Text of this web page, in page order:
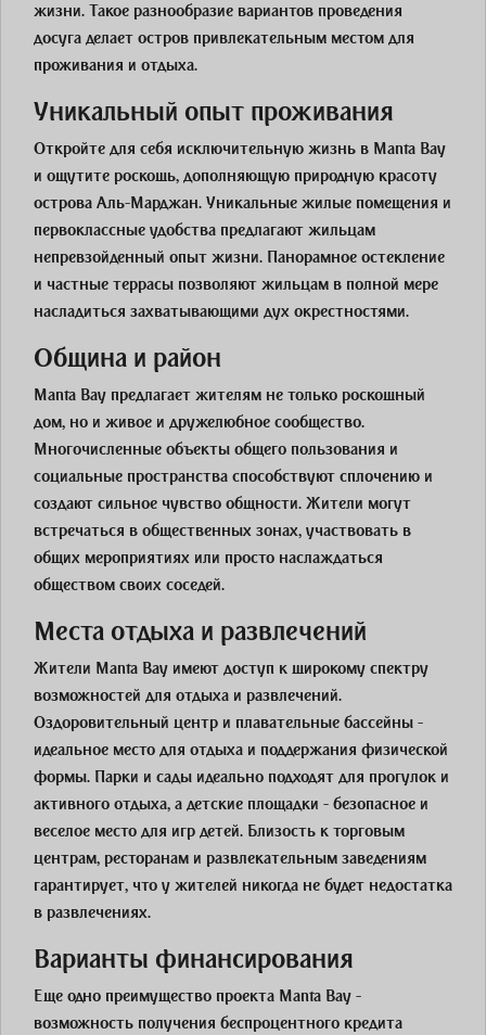
жизни. Такое разнообразие вариантов проведения
досуга делает остров привлекательным местом для
проживания и отдыха.
Уникальный опыт проживания
Откройте для себя исключительную жизнь в Manta Bay
и ощутите роскошь, дополняющую природную красоту
острова Аль-Марджан. Уникальные жилые помещения и
первоклассные удобства предлагают жильцам
непревзойденный опыт жизни. Панорамное остекление
и частные террасы позволяют жильцам в полной мере
насладиться захватывающими дух окрестностями.
Община и район
Manta Bay предлагает жителям не только роскошный
дом, но и живое и дружелюбное сообщество.
Многочисленные объекты общего пользования и
социальные пространства способствуют сплочению и
создают сильное чувство общности. Жители могут
встречаться в общественных зонах, участвовать в
общих мероприятиях или просто наслаждаться
обществом своих соседей.
Места отдыха и развлечений
Жители Manta Bay имеют доступ к широкому спектру
возможностей для отдыха и развлечений.
Оздоровительный центр и плавательные бассейны -
идеальное место для отдыха и поддержания физической
формы. Парки и сады идеально подходят для прогулок и
активного отдыха, а детские площадки - безопасное и
веселое место для игр детей. Близость к торговым
центрам, ресторанам и развлекательным заведениям
гарантирует, что у жителей никогда не будет недостатка
в развлечениях.
Варианты финансирования
Еще одно преимущество проекта Manta Bay -
возможность получения беспроцентного кредита